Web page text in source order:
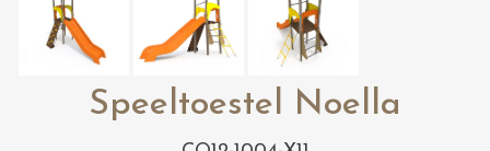
Speeltoestel Noella